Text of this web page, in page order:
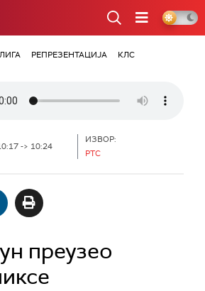
РЕПРЕЗЕНТАЦИЈА КЛС
-> 10:24
ИЗВОР:
РТС
преузео